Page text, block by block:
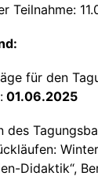
Teilnahme:
für den
01.06.2025
des
Didaktik“,